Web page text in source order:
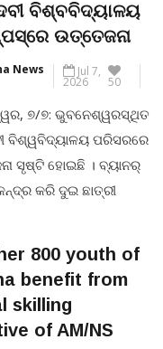
ବିଶ୍ବବିଦ୍ୟାଳୟ
ଉତ୍ତେଜନା
News Jul 7,
2026 50
୭/୭: ଭୁବନେଶ୍ୱରସ୍ଥିତ
ବିଶ୍ୱବିଦ୍ୟାଳୟ ପରିସରରେ
ସୃଷ୍ଟି ହୋଇଛି । ବ୍ୟାନର୍
କରି ଦୁଇ ଛାତ୍ରୀ
ତାଲା ପକାଇ ନାରାବାଜି
ଉତ୍ତେଜନା ପରିସ୍ଥିତିକୁ
ପରିସରରେ ତିନି
ଫୋର୍ସ ମୁତୟନ
800 youth of
benefit from
skilling
of AM/NS